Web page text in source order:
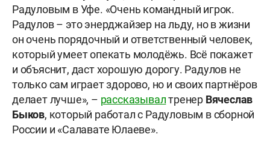
Радуловым в Уфе. «Очень командный игрок.
Радулов – это энерджайзер на льду, но в жизни
он очень порядочный и ответственный человек,
который умеет опекать молодёжь. Всё покажет
и объяснит, даст хорошую дорогу. Радулов не
только сам играет здорово, но и своих партнёров
делает лучше», – рассказывалтренер Вячеслав
Быков, который работал с Радуловым в сборной
России и «Салавате Юлаеве».